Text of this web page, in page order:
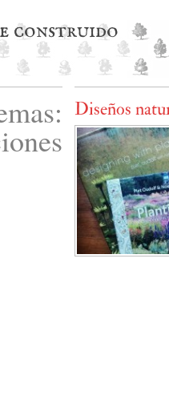
construido
Diseños